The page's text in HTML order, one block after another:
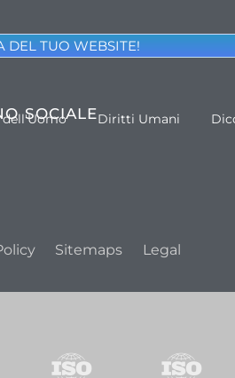
DEL TUO WEBSITE!
SOCIALEDiritti Umani
Sitemaps Legal